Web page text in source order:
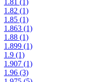
1.81 (1)
1.82 (1)
1.85 (1)
1.863 (1)
1.88 (1)
1.899 (1)
1.9 (1)
1.907 (1)
1.96 (3)